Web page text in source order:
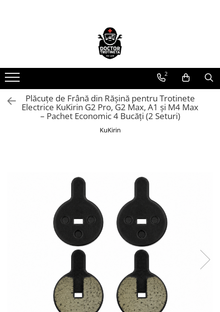
Toate produsele
Piese de schimb
https://www.doctortrotineta.ro/electrica
Acceleratie
Contact cu cheie
https://www.doctortrotineta.ro/frane
https://www.doctortrotineta.ro/lumini
2
Plăcuțe de Frână din Rășină pentru Trotinete
Electrice KuKirin G2 Pro, G2 Max, A1 și M4 Max
– Pachet Economic 4 Bucăți (2 Seturi)
KuKirin